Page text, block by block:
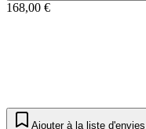
168,00 €
Ajouter à la liste d'envies